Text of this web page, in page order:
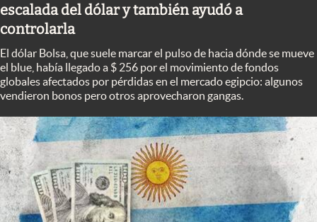
Otras secciones
Infotechnology
Clase
Clima
Mundial 2026
Eventos Corporativos
El Cronista Studio
escalada del dólar y también ayudó a
controlarla
El dólar Bolsa, que suele marcar el pulso de hacia dónde se mueve
el blue, había llegado a $ 256 por el movimiento de fondos
globales afectados por pérdidas en el mercado egipcio: algunos
vendieron bonos pero otros aprovecharon gangas.